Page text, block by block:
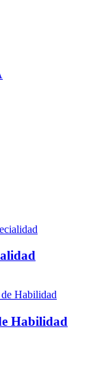
Habilidad